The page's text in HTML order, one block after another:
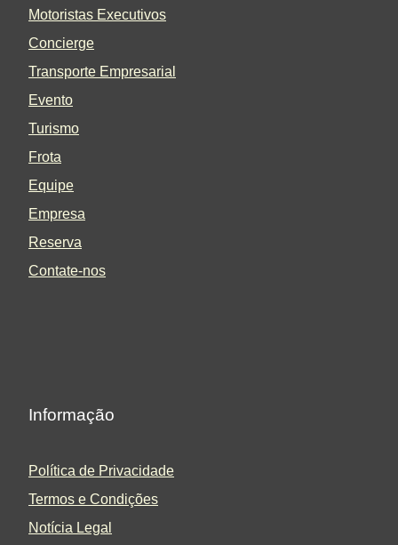
Motoristas Executivos
Concierge
Transporte Empresarial
Evento
Turismo
Frota
Equipe
Empresa
Reserva
Contate-nos
Informação
Política de Privacidade
Termos e Condições
Notícia Legal